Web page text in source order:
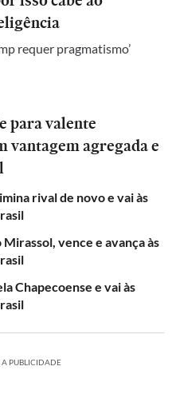
requer pragmatismo’
para valente
vantagem agregada e
rival de novo e vai às
vence e avança às
Chapecoense e vai às
PUBLICIDADE